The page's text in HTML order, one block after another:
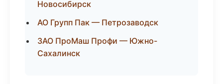
Новосибирск
АО Групп Пак — Петрозаводск
ЗАО ПроМаш Профи — Южно-
Сахалинск